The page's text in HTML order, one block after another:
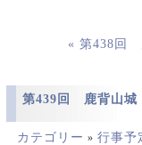
« 第438回
第439回 鹿背山
カテゴリー » 行事予